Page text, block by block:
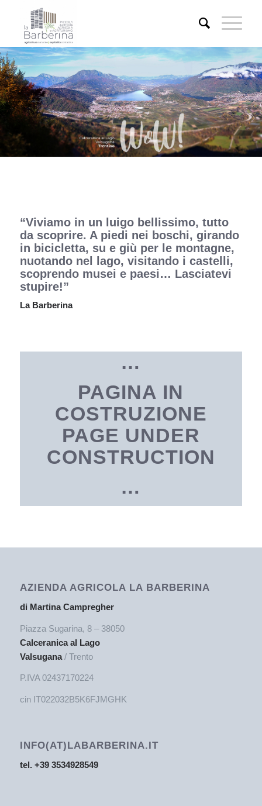
“Viviamo in un luigo bellissimo, tutto
da scoprire. A piedi nei boschi, girando
in bicicletta, su e giù per le montagne,
nuotando nel lago, visitando i castelli,
scoprendo musei e paesi… Lasciatevi
stupire!”
La Barberina
…
PAGINA IN
COSTRUZIONE
PAGE UNDER
CONSTRUCTION
…
AZIENDA AGRICOLA LA BARBERINA
di Martina Campregher
Piazza Sugarina, 8 – 38050
Calceranica al Lago
Valsugana/ Trento
P.IVA 02437170224
cin IT022032B5K6FJMGHK
INFO(AT)LABARBERINA.IT
tel. +39 3534928549